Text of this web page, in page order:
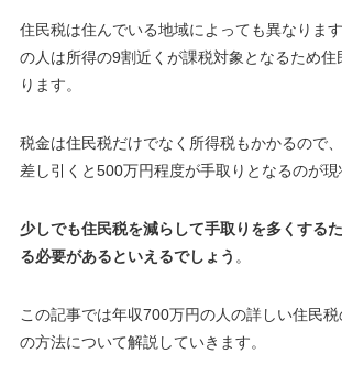
住民税は住んでいる地域によっても異なりま
の人は所得の9割近くが課税対象となるため住
ります。
税金は住民税だけでなく所得税もかかるので
差し引くと500万円程度が手取りとなるのが現
少しでも住民税を減らして手取りを多くする
る必要があるといえるでしょう 。
この記事では年収700万円の人の詳しい住民
の方法について解説していきます。